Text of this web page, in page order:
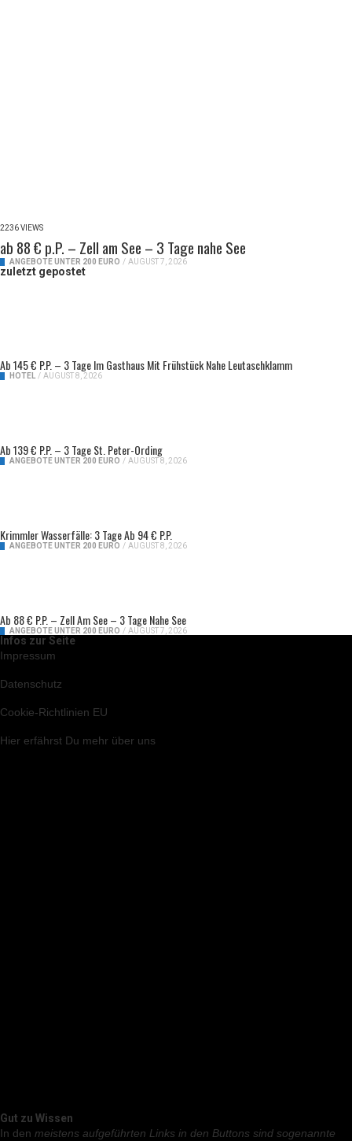
2236 VIEWS
ab 88 € p.P. – Zell am See – 3 Tage nahe See
ANGEBOTE UNTER 200 EURO / AUGUST 7, 2026
zuletzt gepostet
Ab 145 € P.P. – 3 Tage Im Gasthaus Mit Frühstück Nahe Leutaschklamm
HOTEL / AUGUST 8, 2026
Ab 139 € P.P. – 3 Tage St. Peter-Ording
ANGEBOTE UNTER 200 EURO / AUGUST 8, 2026
Krimmler Wasserfälle: 3 Tage Ab 94 € P.P.
ANGEBOTE UNTER 200 EURO / AUGUST 8, 2026
Ab 88 € P.P. – Zell Am See – 3 Tage Nahe See
ANGEBOTE UNTER 200 EURO / AUGUST 7, 2026
Infos zur Seite
Impressum
Datenschutz
Cookie-Richtlinien EU
Hier erfährst Du mehr über uns
Gut zu Wissen
In den meistens aufgeführten Links in den Buttons sind sogenannte